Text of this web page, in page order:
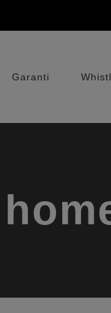
Garanti